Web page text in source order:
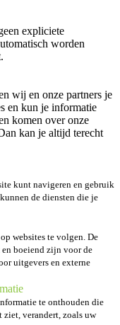
expliciete
worden
wij en onze partners je
en kun je informatie
komen over onze
kan je altijd terecht
kunt navigeren en gebruik
de diensten die je
websites te volgen. De
boeiend zijn voor de
uitgevers en externe
te onthouden die
ziet, verandert, zoals uw